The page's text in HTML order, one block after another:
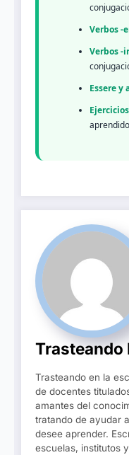
Verbos -
Verbos -
Essere y
Trasteando
Trasteando en la
de docentes
amantes del
tratando de ayudar
desee aprender.
escuelas, institutos